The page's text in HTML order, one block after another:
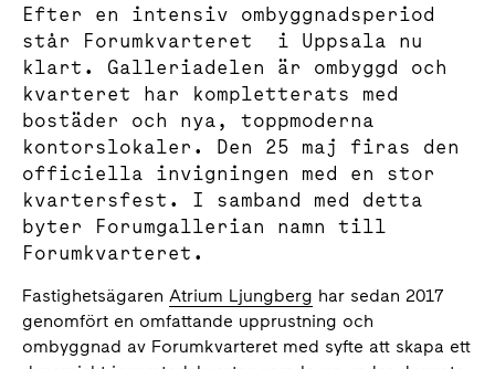
Efter en intensiv ombyggnadsperiod
står Forumkvarteret i Uppsala nu
klart. Galleriadelen är ombyggd och
kvarteret har kompletterats med
bostäder och nya, toppmoderna
kontorslokaler. Den 25 maj firas den
officiella invigningen med en stor
kvartersfest. I samband med detta
byter Forumgallerian namn till
Forumkvarteret.
Fastighetsägaren Atrium Ljungberg har sedan 2017
genomfört en omfattande upprustning och
ombyggnad av Forumkvarteret med syfte att skapa ett